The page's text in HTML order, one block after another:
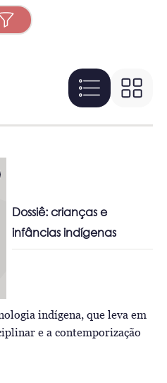
Dossiê: crianças e
infâncias indígenas
indígena, que leva em
e a contemporização